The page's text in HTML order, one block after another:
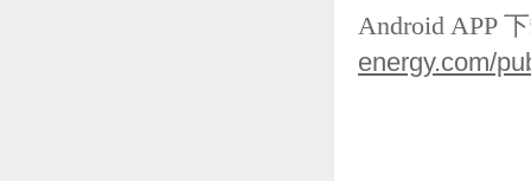
Android APP
energy.com/